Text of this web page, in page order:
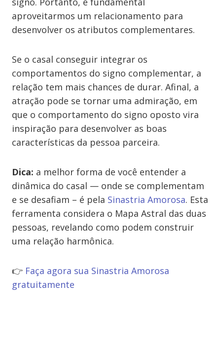
aproveitarmos um relacionamento para
desenvolver os atributos complementares.
Se o casal conseguir integrar os
comportamentos do signo complementar, a
relação tem mais chances de durar. Afinal, a
atração pode se tornar uma admiração, em
que o comportamento do signo oposto vira
inspiração para desenvolver as boas
características da pessoa parceira.
Dica: a melhor forma de você entender a
dinâmica do casal — onde se complementam
e se desafiam – é pela Sinastria Amorosa. Esta
ferramenta considera o Mapa Astral das duas
pessoas, revelando como podem construir
uma relação harmônica.
👉 Faça agora sua Sinastria Amorosa
gratuitamente